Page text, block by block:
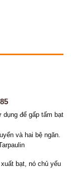
để gấp tấm bạt
và hai bệ ngăn.
bạt, nó chủ yếu